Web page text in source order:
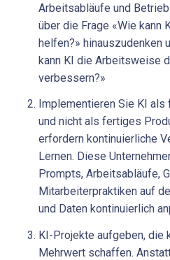
Arbeitsabläufe und
über die Frage «Wie kann
helfen?» hinauszudenken
kann KI die Arbeitsweise
verbessern?»
Implementieren Sie KI
und nicht als fertiges
erfordern kontinuierliche
Lernen. Diese
Prompts, Arbeitsabläufe,
Mitarbeiterpraktiken auf
und Daten kontinuierlich
KI-Projekte aufgeben, die
Mehrwert schaffen.